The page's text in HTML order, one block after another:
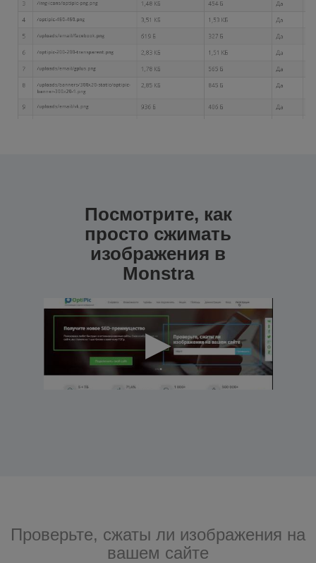
Посмотрите, как
просто сжимать
изображения в
Monstra
Проверьте, сжаты ли изображения на
вашем сайте